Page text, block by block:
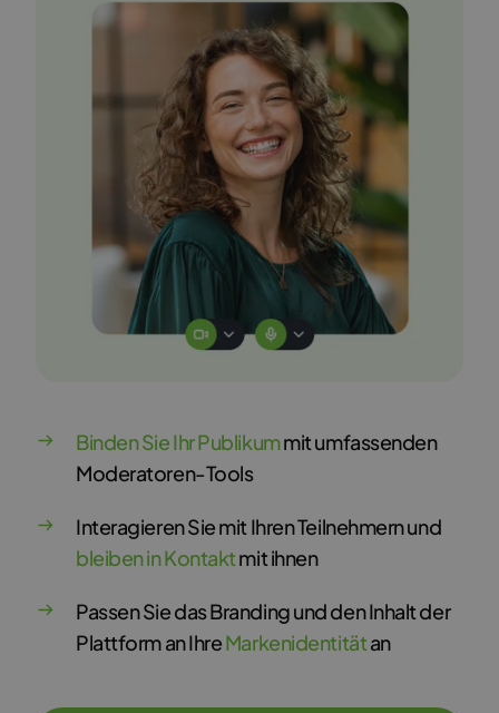
Binden Sie Ihr Publikummit umfassenden
Moderatoren-Tools
Interagieren Sie mit Ihren Teilnehmern und
bleiben in Kontaktmit ihnen
Passen Sie das Branding und den Inhalt der
Plattform an IhreMarkenidentitätan